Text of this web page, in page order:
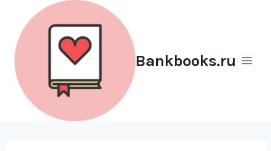
Перейти
содержимому
Bankbooks.ru